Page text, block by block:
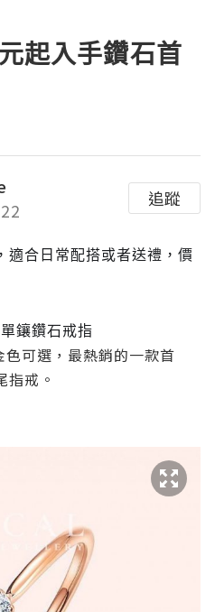
起入手鑽石首
追蹤
適合日常配搭或者送禮，價
鑲鑽石戒指
可選，最熱銷的一款首
指戒。